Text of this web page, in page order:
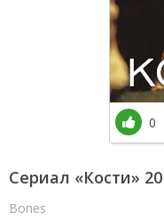
Сериал «Кости»
Bones
0